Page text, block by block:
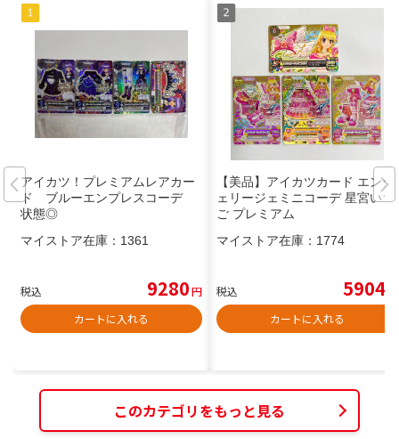
アイカツ！プレミアムレアカー
ド ブルーエンプレスコーデ
状態◎
マイストア在庫： 1361
税込 9280円
カートに入れる
【美品】アイカツカード エンジ
ェリージェミニコーデ 星宮いち
ご プレミアム
マイストア在庫： 1774
税込 5904
カートに入れる
このカテゴリをもっと見る